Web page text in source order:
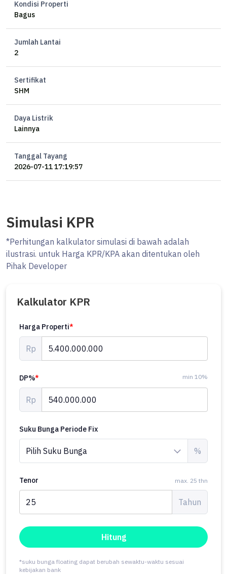
Kondisi Properti
Bagus
Jumlah Lantai
2
Sertifikat
SHM
Daya Listrik
Lainnya
Tanggal Tayang
2026-07-11 17:19:57
Simulasi KPR
*Perhitungan kalkulator simulasi di bawah adalah
ilustrasi. untuk Harga KPR/KPA akan ditentukan oleh
Pihak Developer
Kalkulator KPR
Harga Properti*
Rp
DP%* min 10%
Rp
Suku Bunga Periode Fix
%
Tenor max. 25 thn
Tahun
Hitung
*suku bunga floating dapat berubah sewaktu-waktu sesuai
kebijakan bank